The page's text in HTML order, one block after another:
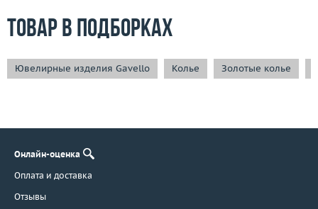
Товар в подборках
Ювелирные изделия Gavello Колье Золотые колье
Онлайн-оценка
Оплата и доставка
Отзывы